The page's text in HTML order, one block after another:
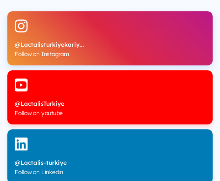
@Lactalisturkiyekariy...
Follow on Instagram.
@LactalisTurkiye
Follow on youtube
@Lactalis-turkiye
Follow on Linkedin